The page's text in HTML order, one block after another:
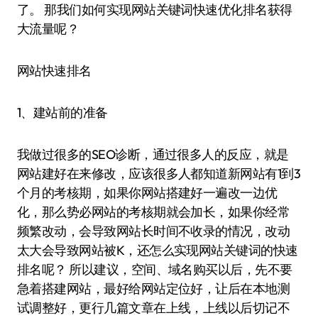
了。 那我们如何实现网站关键词快速优化排名获得
大流量呢？
网站快速排名
1、建站前的准备
我做过很多的SEO诊断，通过很多人的反应，就是
网站建好在来修改，应该很多人都知道新网站有1到3
个月的考核期，如果你网站搭建好一遍改一边优
化，那么势必网站的考核期就会加长，如果你经常
频繁改动，会导致网站长时间不收录的情况，改动
太大会导致网站被K，还怎么实现网站关键词的快速
排名呢？ 所以建议，空间、域名购买以后，先不要
急着搭建网站，最好给网站定位好，让后在本地测
试调整好，更行几篇文章在上线，上线以后切记不